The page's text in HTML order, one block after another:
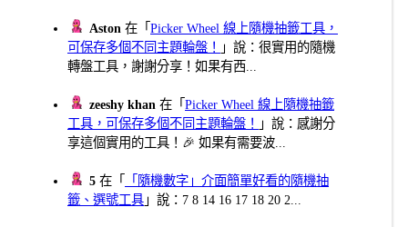
Aston 在「Picker Wheel 線上隨機抽籤工具，
可保存多個不同主題輪盤！
」說：很實用的隨機
轉盤工具，謝謝分享！如果有西...
zeeshy khan 在「Picker Wheel 線上隨機抽籤
工具，可保存多個不同主題輪盤！
」說：感謝分
享這個實用的工具！🎉 如果有需要波...
5 在「
「隨機數字」介面簡單好看的隨機抽
籤、選號工具 」說：7 8 14 16 17 18 20 2...